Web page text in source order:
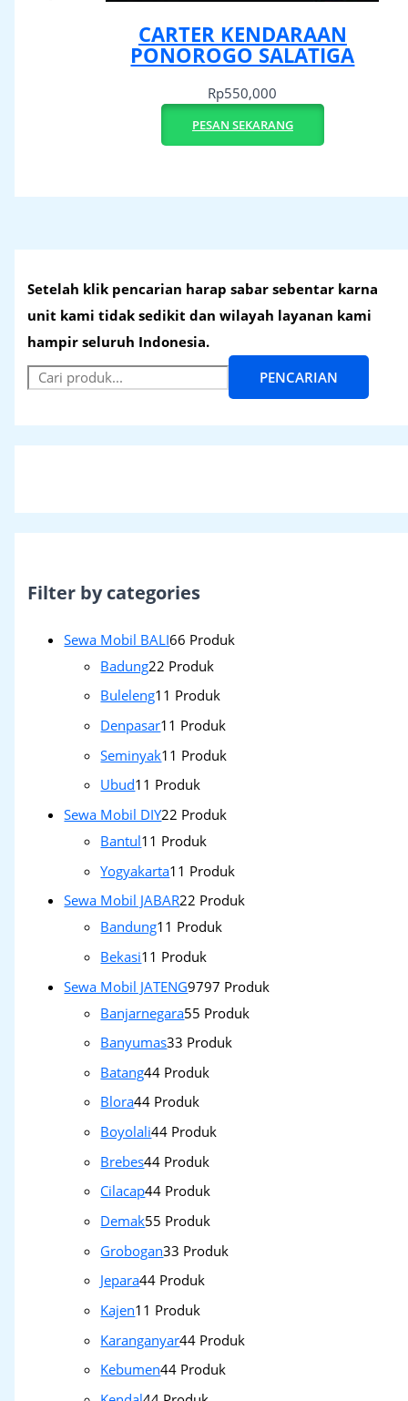
Setelah klik pencarian harap sabar sebentar karna
unit kami tidak sedikit dan wilayah layanan kami
hampir seluruh Indonesia.
PENCARIAN
Filter by categories
Sewa Mobil BALI66 Produk
Badung22 Produk
Buleleng1 1 Produk
Denpasar1 1 Produk
Seminyak1 1 Produk
Ubud1 1 Produk
Sewa Mobil DIY22 Produk
Bantul1 1 Produk
Yogyakarta1 1 Produk
Sewa Mobil JABAR22 Produk
Bandung1 1 Produk
Bekasi1 1 Produk
Sewa Mobil JATENG9797 Produk
Banjarnegara55 Produk
Banyumas33 Produk
Batang44 Produk
Blora44 Produk
Boyolali44 Produk
Brebes44 Produk
Cilacap44 Produk
Demak55 Produk
Grobogan33 Produk
Jepara44 Produk
Kajen1 1 Produk
Karanganyar44 Produk
Kebumen44 Produk
CARTER KENDARAAN
PONOROGO SALATIGA
Rp550,000
PESAN SEKARANG